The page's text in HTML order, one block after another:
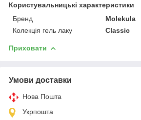
Користувальницькі характеристики
Бренд
Molekula
Колекція гель лаку
Classic
Приховати
Умови доставки
Нова Пошта
Укрпошта